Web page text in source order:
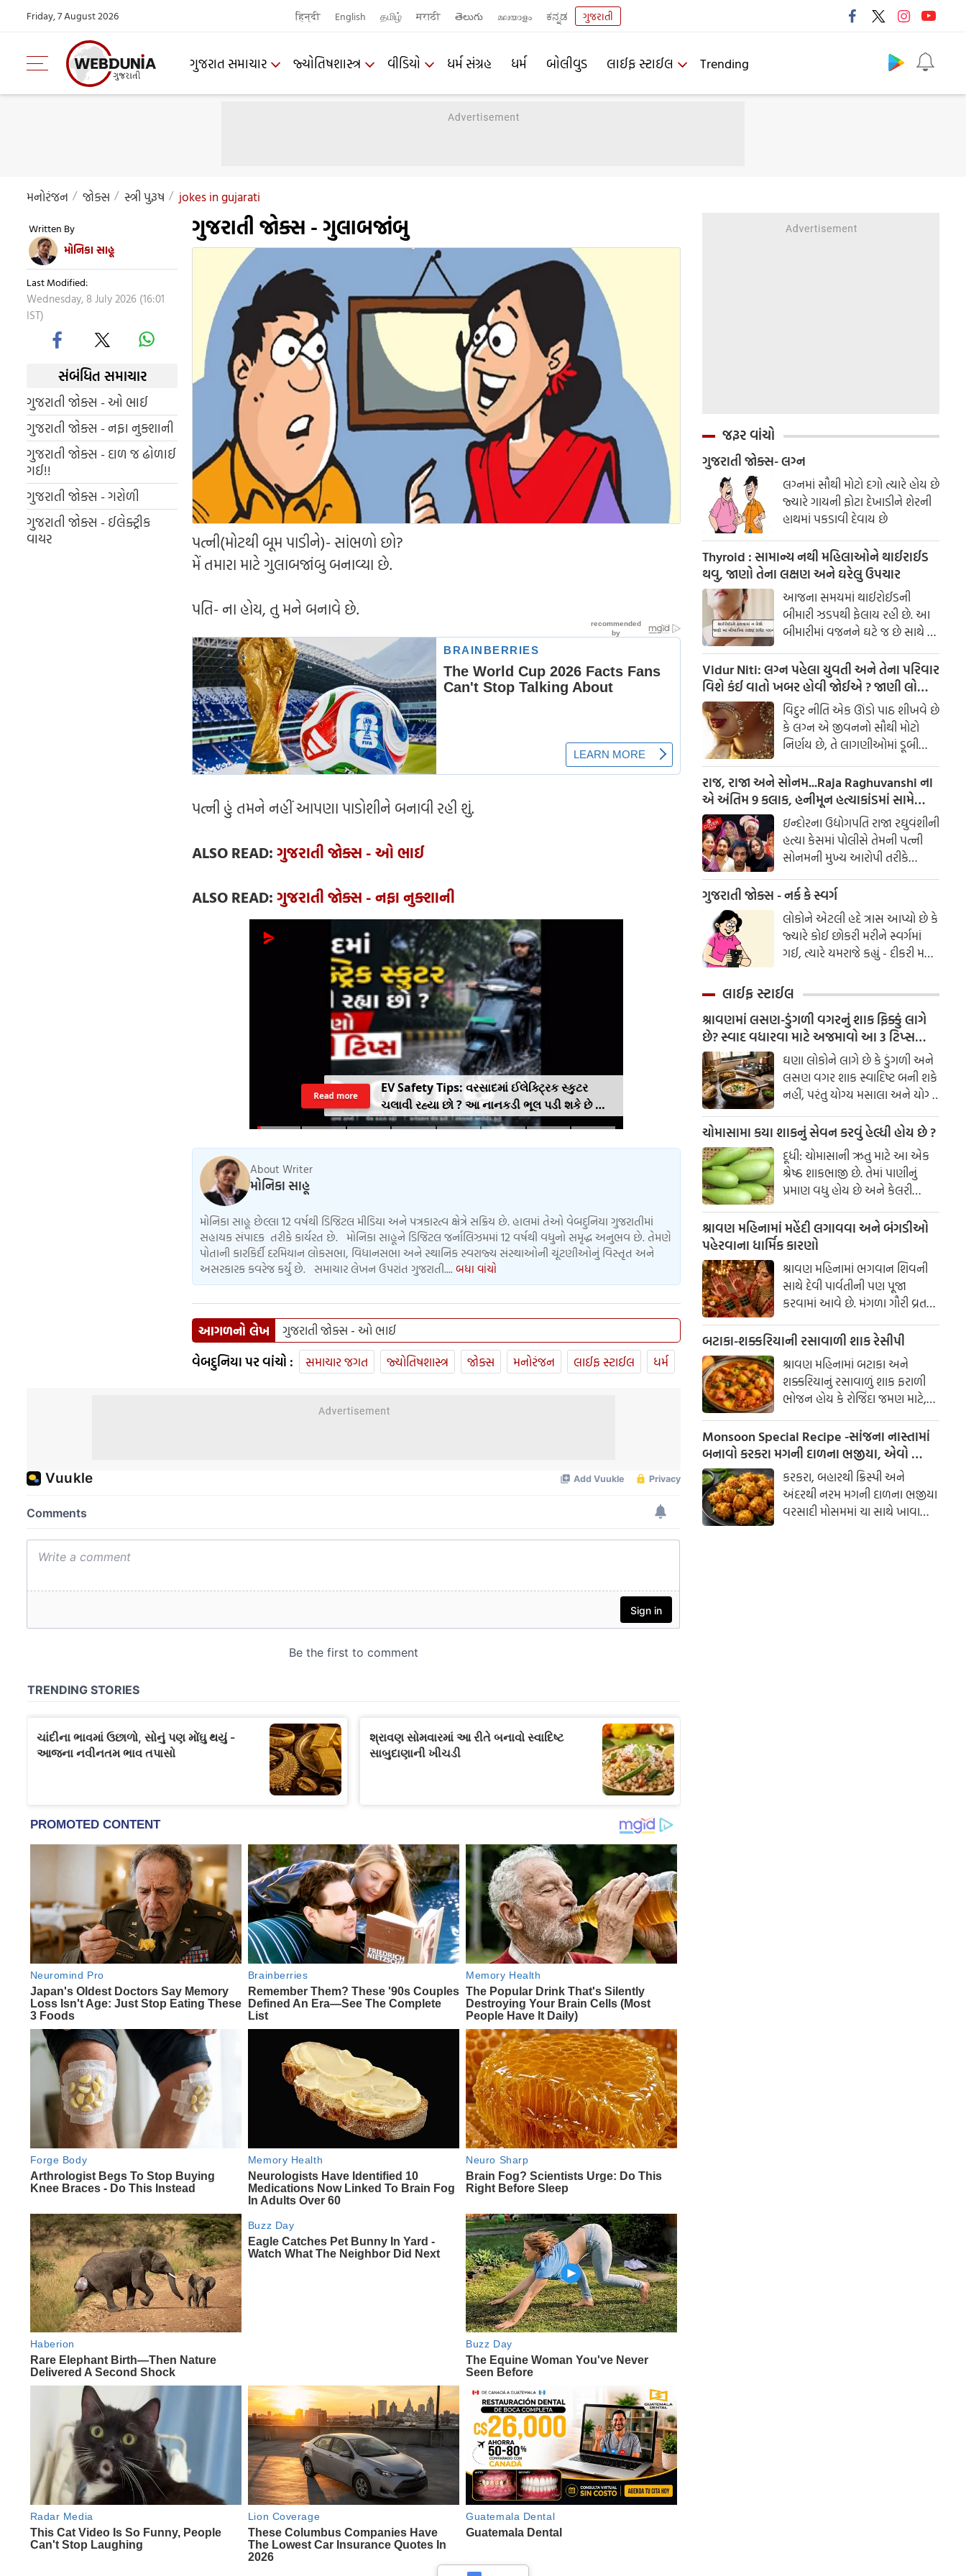
Friday, 7 August 2026 हिन्दी English தமிழ் मराठी తెలుగు മലയാളം ಕನ್ನಡ ગુજરાતી
ગુજરાત સમાચાર જ્યોતિષશાસ્ત્ર વીડિયો ધર્મ સંગ્રહ ધર્મ બોલીવુડ લાઈફ સ્ટાઈલ Trending
મનોરંજન જોક્સ સ્ત્રી પુરૂષ jokes in gujarati
Written By
મોનિકા સાહૂ
Last Modified:
Wednesday, 8 July 2026 (16:01
IST)
સંબંધિત સમાચાર
ગુજરાતી જોક્સ - ઓ ભાઈ
ગુજરાતી જોક્સ - નફા નુક્શાની
ગુજરાતી જોક્સ - દાળ જ ઢોળાઈ
ગઈ!!
ગુજરાતી જોક્સ - ગરોળી
ગુજરાતી જોક્સ - ઈલેક્ટ્રીક
વાયર
ગુજરાતી જોક્સ - ગુલાબજાંબુ
પત્ની(મોટથી બૂમ પાડીને)- સાંભળો છો?
મેં તમારા માટે ગુલાબજાંબુ બનાવ્યા છે.
પતિ- ના હોય, તુ મને બનાવે છે.
પત્ની હું તમને નહીં આપણા પાડોશીને બનાવી રહી શું.
ALSO READ:ગુજરાતી જોક્સ - ઓ ભાઈ
ALSO READ:ગુજરાતી જોક્સ - નફા નુક્શાની
EV Safety Tips: વરસાદમાં ઈલેક્ટ્રિક સ્કુટર
ચલાવી રહ્યા છો ? આ નાનકડી ભૂલ પડી શકે છે ભારે
.. જાણો સેફ્ટી ટિપ્સ
Read more
About Writer
મોનિકા સાહૂ
મોનિકા સાહૂ છેલ્લા 12 વર્ષથી ડિજિટલ મીડિયા અને પત્રકારત્વ ક્ષેત્રે સક્રિય છે. હાલમાં તેઓ વેબદુનિયા ગુજરાતીમાં
સહાયક સંપાદક તરીકે કાર્યરત છે. મોનિકા સાહૂને ડિજિટલ જર્નાલિઝમમાં 12 વર્ષથી વધુનો સમૃદ્ધ અનુભવ છે. તેમણે
પોતાની કારકિર્દી દરમિયાન લોકસભા, વિધાનસભા અને સ્થાનિક સ્વરાજ્ય સંસ્થાઓની ચૂંટણીઓનું વિસ્તૃત અને
અસરકારક કવરેજ કર્યું છે. સમાચાર લેખન ઉપરાંત ગુજરાતી.... બધા વાંચો
આગળનો લેખ ગુજરાતી જોક્સ - ઓ ભાઈ
વેબદુનિયા પર વાંચો : સમાચાર જગત જ્યોતિષશાસ્ત્ર જોક્સ મનોરંજન લાઈફ સ્ટાઈલ ધર્મ
જરૂર વાંચો
ગુજરાતી જોક્સ- લગ્ન
લગ્નમાં સૌથી મોટો દગો ત્યારે હોય છે
જ્યારે ગાયની ફોટા દેખાડીને શેરની
હાથમાં પકડાવી દેવાય છે
Thyroid : સામાન્ય નથી મહિલાઓને થાઈરાઈડ
થવુ, જાણો તેના લક્ષણ અને ઘરેલુ ઉપચાર
આજના સમયમાં થાઈરોઈડની
બીમારી ઝડપથી ફેલાય રહી છે. આ
બીમારીમાં વજનને ઘટે જ છે સાથે જ
હોર્મોન પણ ગડબડ થઈ જાય છે.
આર્યુવેદનુ માનીએ તો થાઈરોઈડ
થવાનુ કારણ પિત્ત અને કફ સાથે
સંબંધિત છે. થાઈરોઈડ ગ્લેંડ આપણા
શરીરમાં જોવા મળનારી સૌથી મોટી
અંતસ્ત્રાવી ગ્રંથિયોમાંથી એક છે.
Vidur Niti: લગ્ન પહેલા યુવતી અને તેના પરિવાર
વિશે કંઈ વાતો ખબર હોવી જોઈએ ? જાણી લો
નહી તો થશે પસ્તાવોવિદુર નીતિ એક ઊંડો પાઠ શીખવે છે
કે લગ્ન એ જીવનનો સૌથી મોટો
નિર્ણય છે, તે લાગણીઓમાં ડૂબી
જઈને ન લેવો જોઈએ. લગ્ન પહેલાં
કેટલીક બાબતો જાણવી જરૂરી છે, જે
પાછળથી સંબંધનો પાયો નક્કી કરે
રાજ, રાજા અને સોનમ...Raja Raghuvanshi ના
એ અંતિમ 9 કલાક, હનીમૂન હત્યાકાંડમાં સામે
આવ્યા નવા FACTSઇન્દોરના ઉદ્યોગપતિ રાજા રઘુવંશીની
હત્યા કેસમાં પોલીસે તેમની પત્ની
સોનમની મુખ્ય આરોપી તરીકે
ધરપકડ કરી છે. શરૂઆતની
તપાસમાં જાણવા મળ્યું છે કે સોનમે
તેના પતિની હત્યા કરી હતી અને
લાશ મેઘાલયમાં ખાડામાં ફેંકી દીધી
હતી. સોનમે ત્રણ હત્યારાઓની મદદ
લીધી હતી અને હનીમૂન દરમિયાન
ગુજરાતી જોક્સ - નર્ક કે સ્વર્ગ
લોકોને એટલી હદે ત્રાસ આપ્યો છે કે
જ્યારે કોઈ છોકરી મરીને સ્વર્ગમાં
ગઈ, ત્યારે યમરાજે કહ્યું - દીકરી મને
છોકરી -
લાઈફ સ્ટાઈલ
શ્રાવણમાં લસણ-ડુંગળી વગરનું શાક ફિક્કું લાગે
છે? સ્વાદ વધારવા માટે અજમાવો આ 3 ટિપ્સ
લસણ-ડુંગળી વગર સ્વાદિષ્ટ શાક કેવી રીતે
બનાવવું?
ઘણા લોકોને લાગે છે કે ડુંગળી અને
લસણ વગર શાક સ્વાદિષ્ટ બની શકે
નહીં, પરંતુ યોગ્ય મસાલા અને યોગ્ય
સમયે વઘાર કરવાથી શાકના
સ્વાદમાં ઘણો ફરક પડી શકે છે.
કેટલીક સરળ કિચન ટ્રિક્સની
મદદથી તમે કોઈપણ શાકને સ્વાદિષ્ટ
બનાવી શકો છો.
ચોમાસામા કયા શાકનું સેવન કરવું હેલ્ધી હોય છે ?
દૂધી: ચોમાસાની ઋતુ માટે આ એક
શ્રેષ્ઠ શાકભાજી છે. તેમાં પાણીનું
પ્રમાણ વધુ હોય છે અને કેલરી
ઓછી હોય છે. તે હલકું હોય છે અને
સ્વસ્થ પાચનતંત્ર જાળવવામાં મદદ
કરે છે.
શ્રાવણ મહિનામાં મહેંદી લગાવવા અને બંગડીઓ
પહેરવાના ધાર્મિક કારણો
શ્રાવણ મહિનામાં ભગવાન શિવની
સાથે દેવી પાર્વતીની પણ પૂજા
કરવામાં આવે છે. મંગળા ગૌરી વ્રત
અને હરિયાળી તીજ જેવા પ્રસંગોએ
મહેંદી લગાવવી અને લીલા રંગના
કપડાં પહેરવા એ પતિના લાંબા
આયુષ્ય અને સુખી દામ્પત્ય જીવન
માટે શુભ માનવામાં આવે છે.
આપણી પરંપરાઓમાં, સ્ત્રીઓને
પ્રકૃતિનું સ્વરૂપ માનવામાં આવે છે.
બટાકા-શક્કરિયાની રસાવાળી શાક રેસીપી
શ્રાવણ મહિનામાં બટાકા અને
શક્કરિયાનું રસાવાળું શાક ફરાળી
ભોજન હોય કે રોજિંદા જમણ માટે,
બંનેમાં ખૂબ જ સ્વાદિષ્ટ લાગે છે.
ઓછા મસાલામાં બનતું આ શાક
પૌષ્ટિક અને હળવું હોવાથી દરેકને
Monsoon Special Recipe -સાંજના નાસ્તામાં
બનાવો કરકરા મગની દાળના ભજીયા, એવો સ્વાદ
કે બટાકા-ડુંગળીના ભજીયા પણ ભૂલી જશો!
કરકરા, બહારથી ક્રિસ્પી અને
અંદરથી નરમ મગની દાળના ભજીયા
વરસાદી મોસમમાં ચા સાથે ખાવાની